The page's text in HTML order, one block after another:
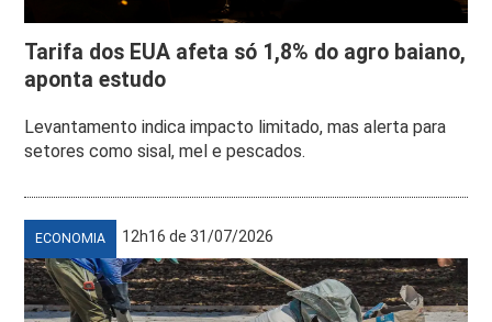
Tarifa dos EUA afeta só 1,8% do agro baiano,
aponta estudo
Levantamento indica impacto limitado, mas alerta para
setores como sisal, mel e pescados.
ECONOMIA 12h16 de 31/07/2026